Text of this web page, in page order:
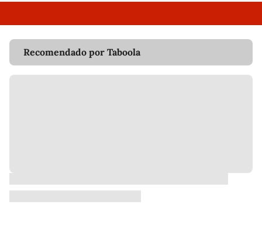
Recomendado por Taboola